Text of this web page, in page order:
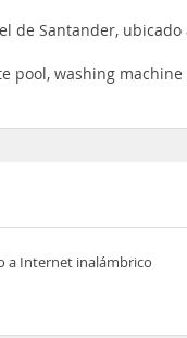
de Santander, ubicado
pool, washing
a Internet inalámbrico